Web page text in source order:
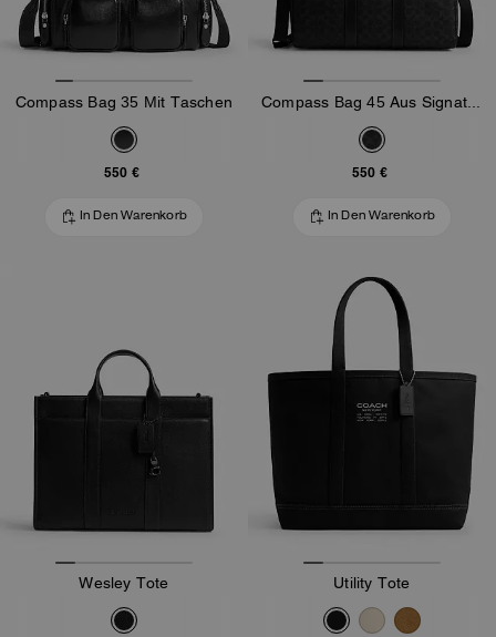
Compass Bag 35 Mit Taschen
550 €
In Den Warenkorb
550 €
In Den Warenkorb
Wesley Tote Utility Tote